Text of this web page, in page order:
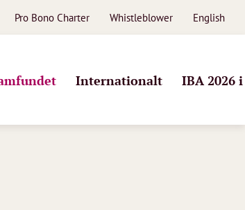
Pro Bono Charter Whistleblower English
Internationalt IBA 2026